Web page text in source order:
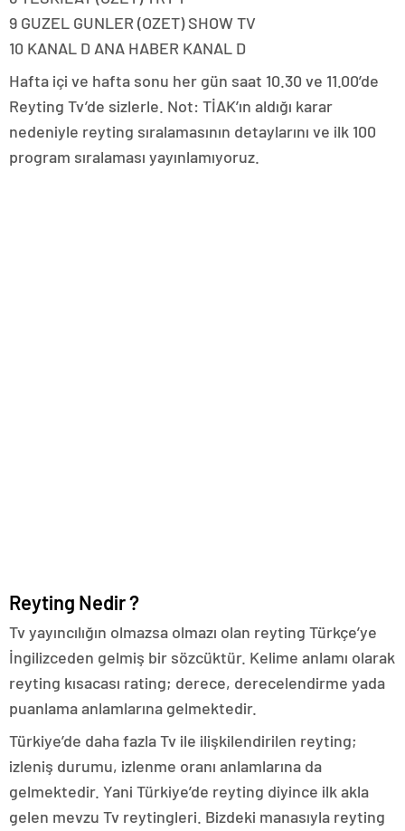
9 GUZEL GUNLER (OZET) SHOW TV
10 KANAL D ANA HABER KANAL D
Hafta içi ve hafta sonu her gün saat 10.30 ve 11.00’de
Reyting Tv’de sizlerle. Not: TİAK’ın aldığı karar
nedeniyle reyting sıralamasının detaylarını ve ilk 100
program sıralaması yayınlamıyoruz.
Reyting Nedir ?
Tv yayıncılığın olmazsa olmazı olan reyting Türkçe’ye
İngilizceden gelmiş bir sözcüktür. Kelime anlamı olarak
reyting kısacası rating; derece, derecelendirme yada
puanlama anlamlarına gelmektedir.
Türkiye’de daha fazla Tv ile ilişkilendirilen reyting;
izleniş durumu, izlenme oranı anlamlarına da
gelmektedir. Yani Türkiye’de reyting diyince ilk akla
gelen mevzu Tv reytingleri. Bizdeki manasıyla reyting